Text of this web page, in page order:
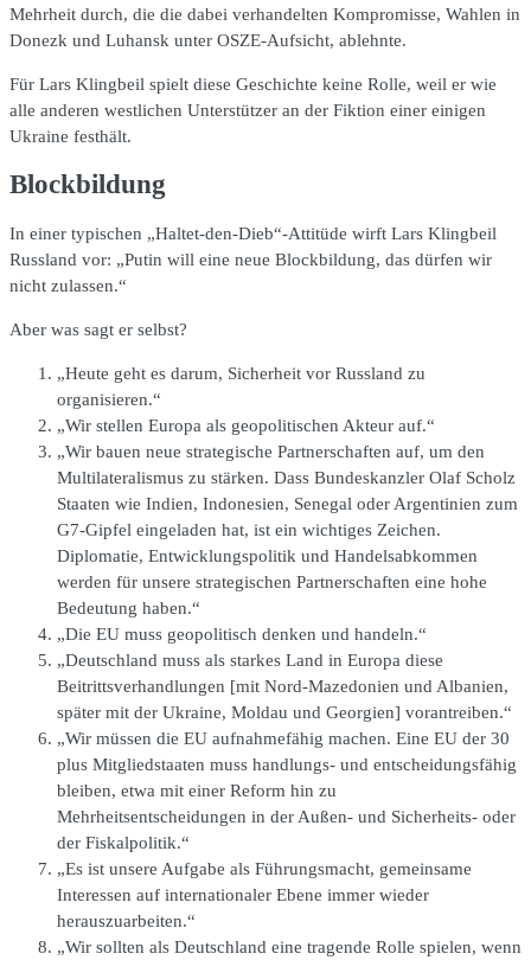
Mehrheit durch, die die dabei verhandelten Kompromisse, Wahlen in
Donezk und Luhansk unter OSZE-Aufsicht, ablehnte.
Für Lars Klingbeil spielt diese Geschichte keine Rolle, weil er wie
alle anderen westlichen Unterstützer an der Fiktion einer einigen
Ukraine festhält.
Blockbildung
In einer typischen „Haltet-den-Dieb“-Attitüde wirft Lars Klingbeil
Russland vor: „Putin will eine neue Blockbildung, das dürfen wir
nicht zulassen.“
Aber was sagt er selbst?
„Heute geht es darum, Sicherheit vor Russland zu
organisieren.“
„Wir stellen Europa als geopolitischen Akteur auf.“
„Wir bauen neue strategische Partnerschaften auf, um den
Multilateralismus zu stärken. Dass Bundeskanzler Olaf Scholz
Staaten wie Indien, Indonesien, Senegal oder Argentinien zum
G7-Gipfel eingeladen hat, ist ein wichtiges Zeichen.
Diplomatie, Entwicklungspolitik und Handelsabkommen
werden für unsere strategischen Partnerschaften eine hohe
Bedeutung haben.“
„Die EU muss geopolitisch denken und handeln.“
„Deutschland muss als starkes Land in Europa diese
Beitrittsverhandlungen [mit Nord-Mazedonien und Albanien,
später mit der Ukraine, Moldau und Georgien] vorantreiben.“
„Wir müssen die EU aufnahmefähig machen. Eine EU der 30
plus Mitgliedstaaten muss handlungs- und entscheidungsfähig
bleiben, etwa mit einer Reform hin zu
Mehrheitsentscheidungen in der Außen- und Sicherheits- oder
der Fiskalpolitik.“
„Es ist unsere Aufgabe als Führungsmacht, gemeinsame
Interessen auf internationaler Ebene immer wieder
herauszuarbeiten.“
„Wir sollten als Deutschland eine tragende Rolle spielen, wenn